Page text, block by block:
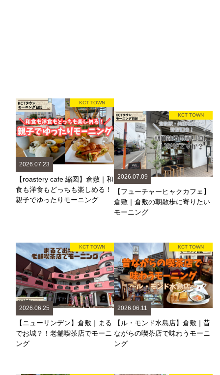
KCT TOWN
2026.07.23
【roastery cafe 縮図】倉敷｜和
食も洋食もどっちも楽しめる！
親子でゆったりモーニング
KCT TOWN
2026.07.09
【フューチャーヒャクカフェ】
倉敷｜倉敷の朝散歩に寄りたい
モーニング
KCT TOWN
2026.06.25
【ニューリンデン】倉敷｜まる
でお城？！老舗喫茶店でモーニ
ング
KCT TOWN
2026.06.11
【ル・モンド水島店】倉敷｜昔
ながらの喫茶店で味わうモーニ
ング